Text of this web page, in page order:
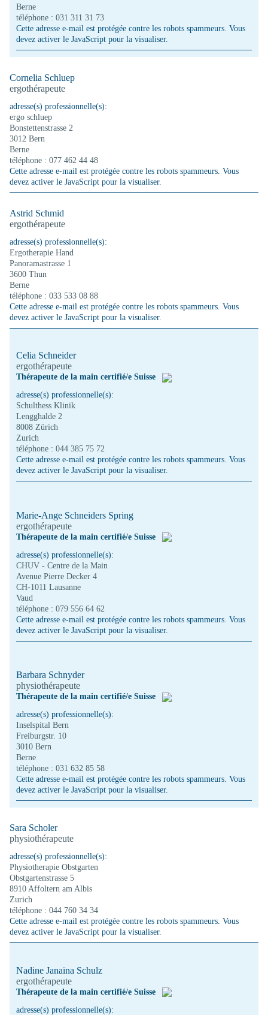
Berne
téléphone : 031 311 31 73
Cette adresse e-mail est protégée contre les robots spammeurs. Vous
devez activer le JavaScript pour la visualiser.
Cornelia Schluep
ergothérapeute
adresse(s) professionnelle(s):
ergo schluep
Bonstettenstrasse 2
3012 Bern
Berne
téléphone : 077 462 44 48
Cette adresse e-mail est protégée contre les robots spammeurs. Vous
devez activer le JavaScript pour la visualiser.
Astrid Schmid
ergothérapeute
adresse(s) professionnelle(s):
Ergotherapie Hand
Panoramastrasse 1
3600 Thun
Berne
téléphone : 033 533 08 88
Cette adresse e-mail est protégée contre les robots spammeurs. Vous
devez activer le JavaScript pour la visualiser.
Celia Schneider
ergothérapeute
Thérapeute de la main certifié/e Suisse
adresse(s) professionnelle(s):
Schulthess Klinik
Lengghalde 2
8008 Zürich
Zurich
téléphone : 044 385 75 72
Cette adresse e-mail est protégée contre les robots spammeurs. Vous
devez activer le JavaScript pour la visualiser.
Marie-Ange Schneiders Spring
ergothérapeute
Thérapeute de la main certifié/e Suisse
adresse(s) professionnelle(s):
CHUV - Centre de la Main
Avenue Pierre Decker 4
CH-1011 Lausanne
Vaud
téléphone : 079 556 64 62
Cette adresse e-mail est protégée contre les robots spammeurs. Vous
devez activer le JavaScript pour la visualiser.
Barbara Schnyder
physiothérapeute
Thérapeute de la main certifié/e Suisse
adresse(s) professionnelle(s):
Inselspital Bern
Freiburgstr. 10
3010 Bern
Berne
téléphone : 031 632 85 58
Cette adresse e-mail est protégée contre les robots spammeurs. Vous
devez activer le JavaScript pour la visualiser.
Sara Scholer
physiothérapeute
adresse(s) professionnelle(s):
Physiotherapie Obstgarten
Obstgartenstrasse 5
8910 Affoltern am Albis
Zurich
téléphone : 044 760 34 34
Cette adresse e-mail est protégée contre les robots spammeurs. Vous
devez activer le JavaScript pour la visualiser.
Nadine Janaïna Schulz
ergothérapeute
Thérapeute de la main certifié/e Suisse
adresse(s) professionnelle(s):